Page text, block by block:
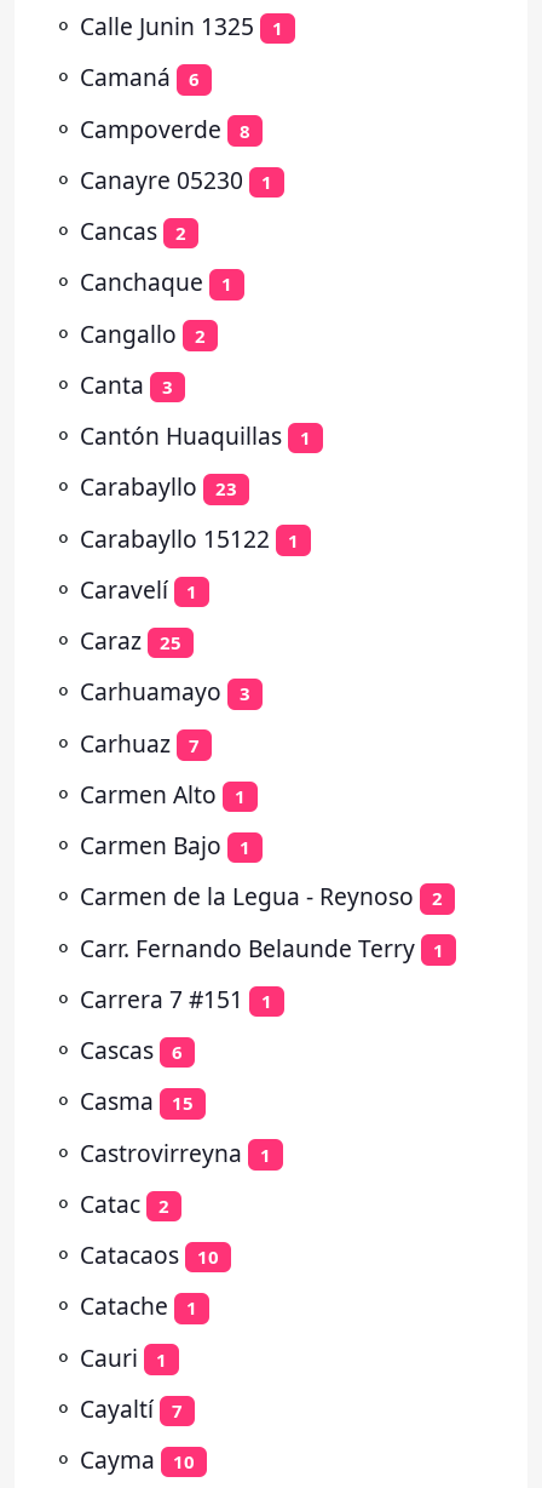
⚬ Calle Junin 1325 1
⚬ Camaná 6
⚬ Campoverde 8
⚬ Canayre 05230 1
⚬ Cancas 2
⚬ Canchaque 1
⚬ Cangallo 2
⚬ Canta 3
⚬ Cantón Huaquillas 1
⚬ Carabayllo 23
⚬ Carabayllo 15122 1
⚬ Caravelí 1
⚬ Caraz 25
⚬ Carhuamayo 3
⚬ Carhuaz 7
⚬ Carmen Alto 1
⚬ Carmen Bajo 1
⚬ Carmen de la Legua - Reynoso 2
⚬ Carr. Fernando Belaunde Terry 1
⚬ Carrera 7 #151 1
⚬ Cascas 6
⚬ Casma 15
⚬ Castrovirreyna 1
⚬ Catac 2
⚬ Catacaos 10
⚬ Catache 1
⚬ Cauri 1
⚬ Cayaltí 7
⚬ Cayma 10